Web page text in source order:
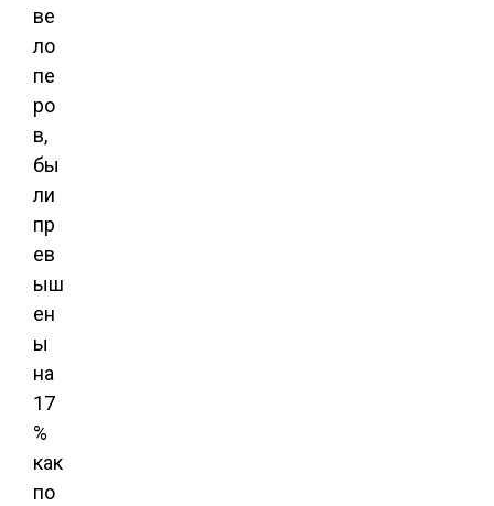
ве
ло
пе
ро
в,
бы
ли
пр
ев
ыш
ен
ы
на
17
%
как
по